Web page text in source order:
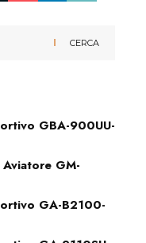
CERCA
GBA-900UU-
GM-
GA-B2100-